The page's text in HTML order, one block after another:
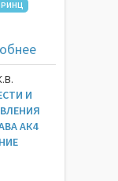
РИНЦ
И
АК4